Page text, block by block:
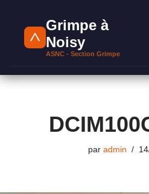
Aller
Grimpe à
Noisy
ASNC - Section Grimpe
par admin